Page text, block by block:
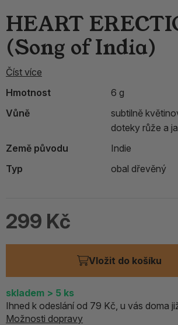
HEART
(Song of India)
Číst více
Hmotnost
6 g
Vůně
subtilně
doteky růže a
Země původu
Indie
Typ
obal dřevěný
299 Kč
Vložit do košíku
skladem > 5 ks
Ihned k odeslání od 79 Kč, u vás doma
Možnosti dopravy